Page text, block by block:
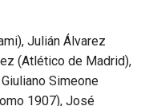
Julián Álvarez
(Atlético de Madrid),
Simeone
1907), José